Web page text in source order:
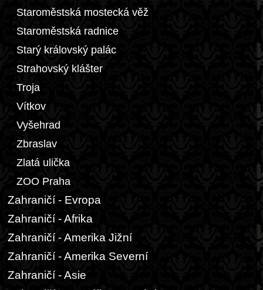
Staroměstská mostecká věž
Staroměstská radnice
Starý královský palác
Strahovský klášter
Troja
Vítkov
Vyšehrad
Zbraslav
Zlatá ulička
ZOO Praha
Zahraničí - Evropa
Zahraničí - Afrika
Zahraničí - Amerika Jižní
Zahraničí - Amerika Severní
Zahraničí - Asie